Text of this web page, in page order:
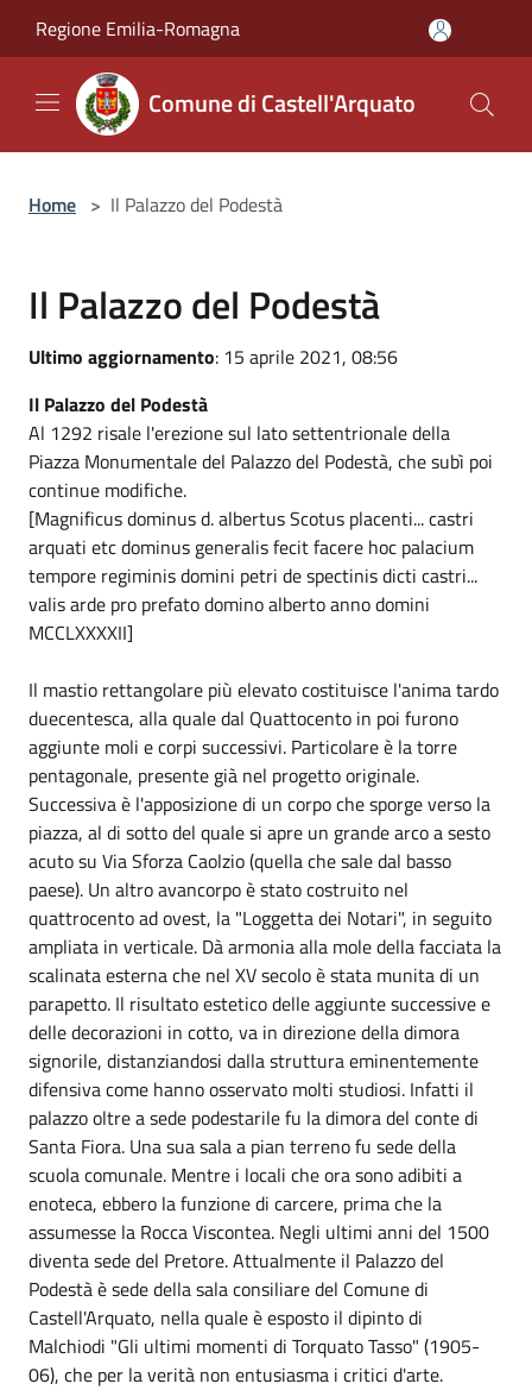
Regione Emilia-Romagna
Comune di Castell'Arquato
Home > Il Palazzo del Podestà
Il Palazzo del Podestà
Ultimo aggiornamento: 15 aprile 2021, 08:56
Il Palazzo del Podestà
Al 1292 risale l'erezione sul lato settentrionale della
Piazza Monumentale del Palazzo del Podestà, che subì poi
continue modifiche.
[Magnificus dominus d. albertus Scotus placenti... castri
arquati etc dominus generalis fecit facere hoc palacium
tempore regiminis domini petri de spectinis dicti castri...
valis arde pro prefato domino alberto anno domini
MCCLXXXXII]
Il mastio rettangolare più elevato costituisce l'anima tardo
duecentesca, alla quale dal Quattocento in poi furono
aggiunte moli e corpi successivi. Particolare è la torre
pentagonale, presente già nel progetto originale.
Successiva è l'apposizione di un corpo che sporge verso la
piazza, al di sotto del quale si apre un grande arco a sesto
acuto su Via Sforza Caolzio (quella che sale dal basso
paese). Un altro avancorpo è stato costruito nel
quattrocento ad ovest, la "Loggetta dei Notari", in seguito
ampliata in verticale. Dà armonia alla mole della facciata la
scalinata esterna che nel XV secolo è stata munita di un
parapetto. Il risultato estetico delle aggiunte successive e
delle decorazioni in cotto, va in direzione della dimora
signorile, distanziandosi dalla struttura eminentemente
difensiva come hanno osservato molti studiosi. Infatti il
palazzo oltre a sede podestarile fu la dimora del conte di
Santa Fiora. Una sua sala a pian terreno fu sede della
scuola comunale. Mentre i locali che ora sono adibiti a
enoteca, ebbero la funzione di carcere, prima che la
assumesse la Rocca Viscontea. Negli ultimi anni del 1500
diventa sede del Pretore. Attualmente il Palazzo del
Podestà è sede della sala consiliare del Comune di
Castell'Arquato, nella quale è esposto il dipinto di
Malchiodi "Gli ultimi momenti di Torquato Tasso" (1905-
06), che per la verità non entusiasma i critici d'arte.